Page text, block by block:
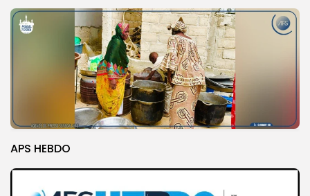
APS HEBDO